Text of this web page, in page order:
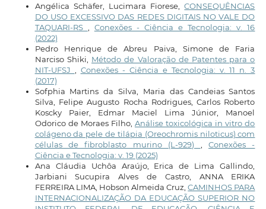
Angélica Schäfer, Lucimara Fiorese,CONSEQUÊNCIAS
DO USO EXCESSIVO DAS REDES DIGITAIS NO VALE DO
TAQUARI-RS
Conexões - Ciência e Tecnologia: v. 16
(2022)
Pedro Henrique de Abreu Paiva, Simone de Faria
Narciso Shiki, Método de Valoração de Patentes para o
NIT-UFSJ
Conexões - Ciência e Tecnologia: v. 11 n. 3
(2017)
Sofphia Martins da Silva, Maria das Candeias Santos
Silva, Felipe Augusto Rocha Rodrigues, Carlos Roberto
Koscky Paier, Edmar Maciel Lima Júnior, Manoel
Odorico de Moraes Filho, Análise toxicológica in vitro do
colágeno da pele de tilápia (Oreochromis niloticus) com
células de fibroblasto murino (L-929)
,Conexões -
Ciência e Tecnologia: v. 19 (2025)
Ana Cláudia Uchôa Araújo, Erica de Lima Gallindo,
Jarbiani Sucupira Alves de Castro, ANNA ERIKA
FERREIRA LIMA, Hobson Almeida Cruz,CAMINHOS PARA
INTERNACIONALIZAÇÃO DA EDUCAÇÃO SUPERIOR NO